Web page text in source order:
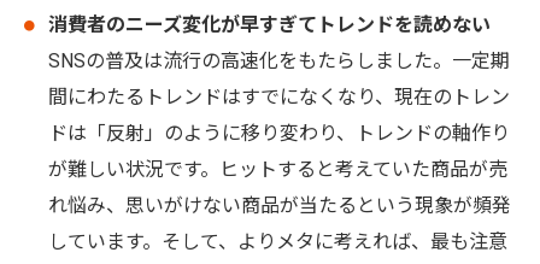
消費者のニーズ変化が早すぎてトレンドを読めない
SNSの普及は流行の高速化をもたらしました。一定期
間にわたるトレンドはすでになくなり、現在のトレン
ドは「反射」のように移り変わり、トレンドの軸作り
が難しい状況です。ヒットすると考えていた商品が売
れ悩み、思いがけない商品が当たるという現象が頻発
しています。そして、よりメタに考えれば、最も注意